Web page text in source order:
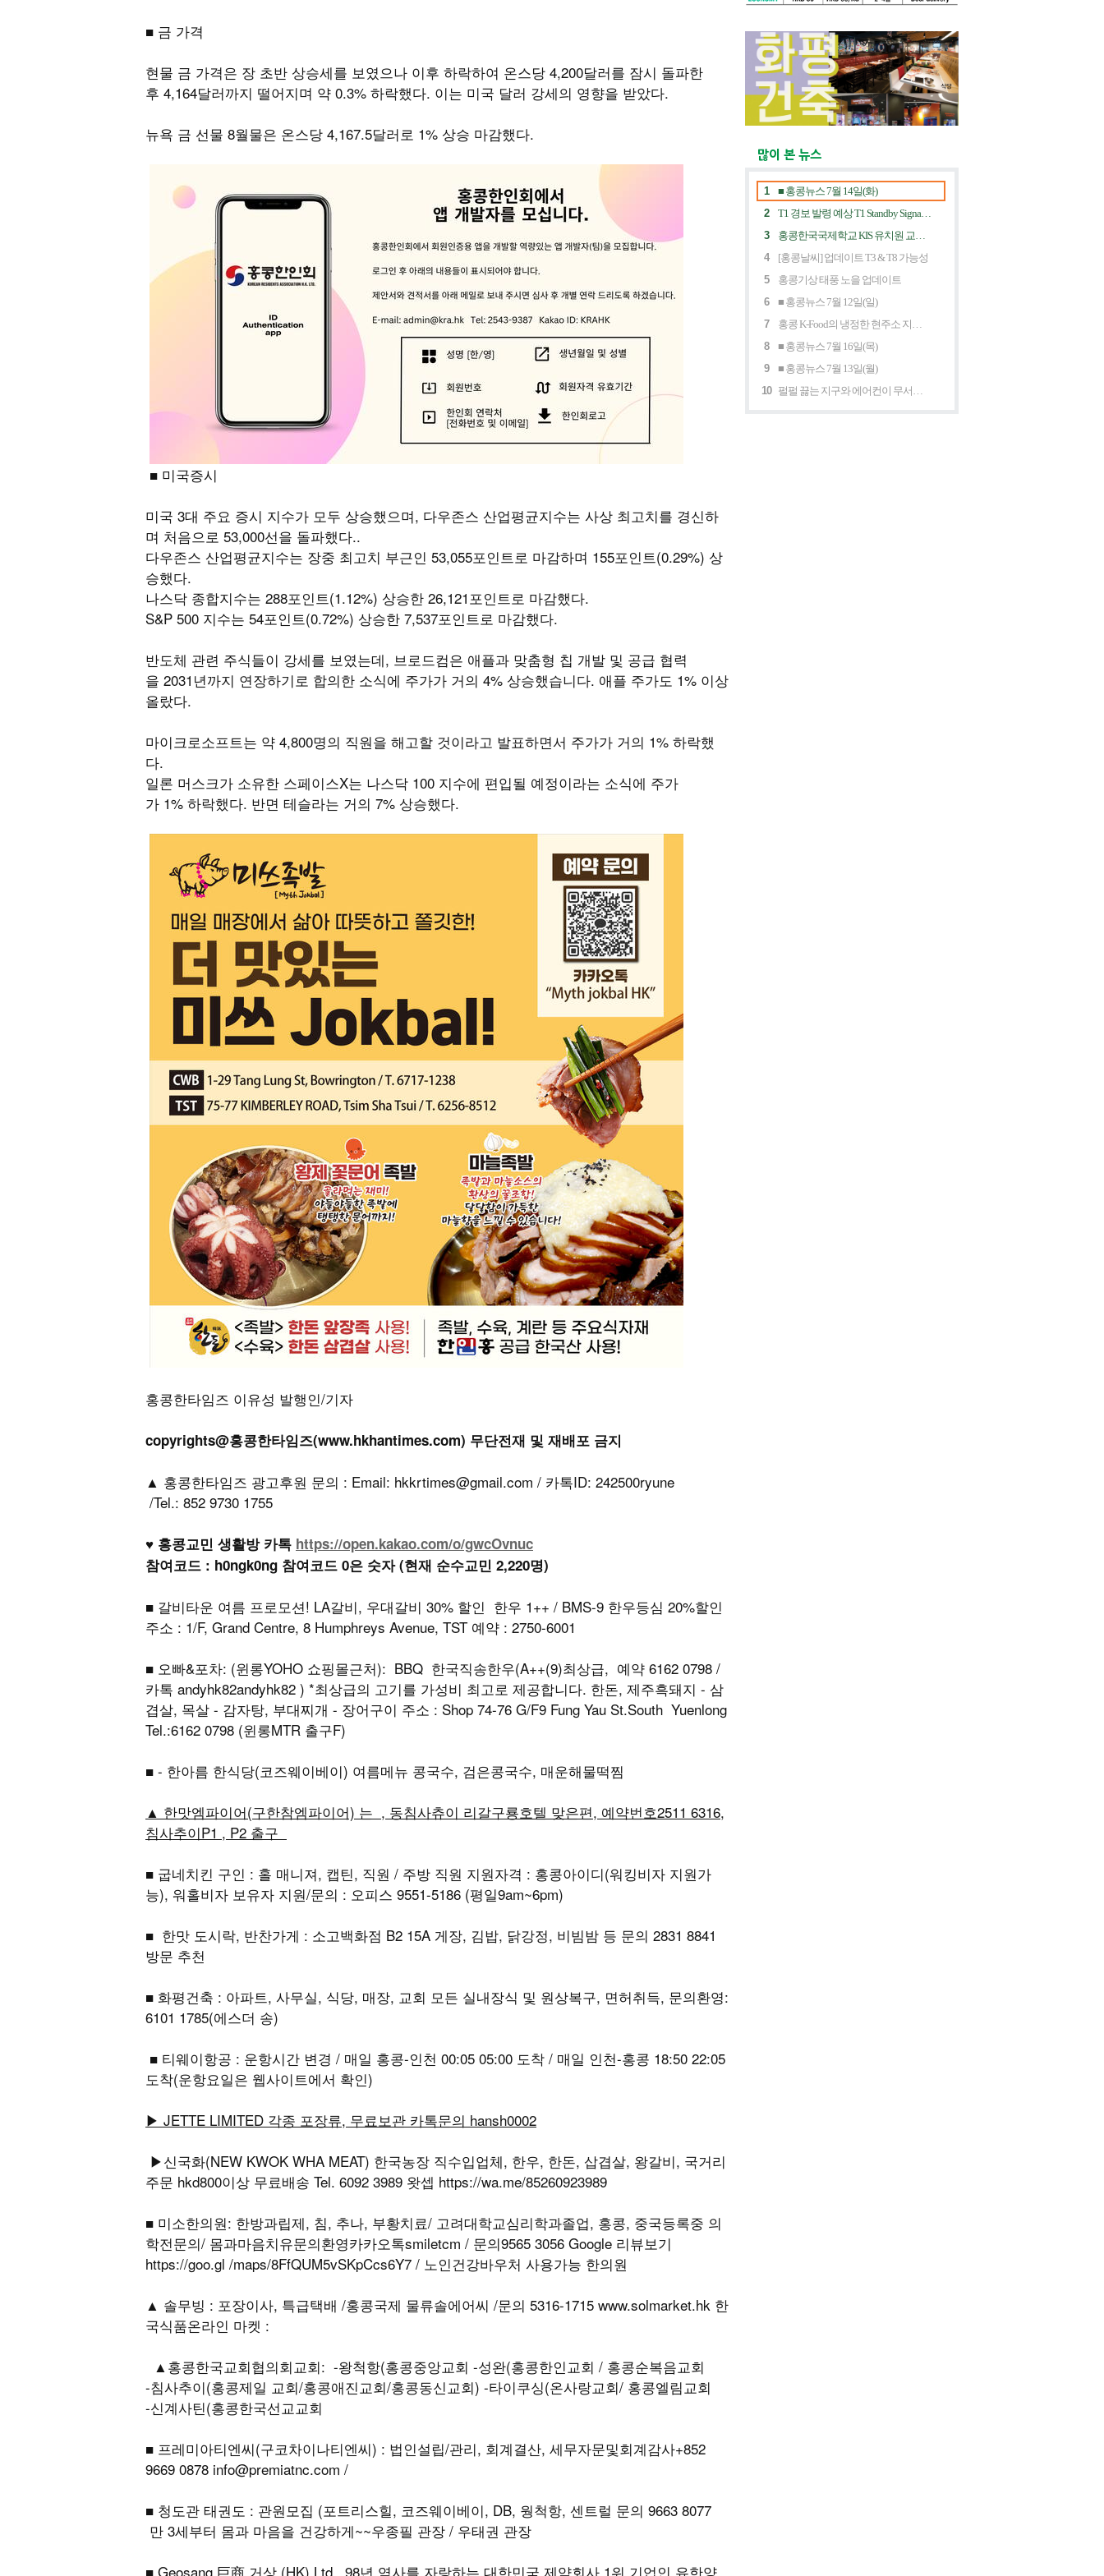
■ 금 가격
현물 금 가격은 장 초반 상승세를 보였으나 이후 하락하여 온스당 4,200달러를 잠시 돌파한
후 4,164달러까지 떨어지며 약 0.3% 하락했다. 이는 미국 달러 강세의 영향을 받았다.
뉴욕 금 선물 8월물은 온스당 4,167.5달러로 1% 상승 마감했다.
■ 미국증시
미국 3대 주요 증시 지수가 모두 상승했으며, 다우존스 산업평균지수는 사상 최고치를 경신하
며 처음으로 53,000선을 돌파했다..
다우존스 산업평균지수는 장중 최고치 부근인 53,055포인트로 마감하며 155포인트(0.29%) 상
승했다.
나스닥 종합지수는 288포인트(1.12%) 상승한 26,121포인트로 마감했다.
S&P 500 지수는 54포인트(0.72%) 상승한 7,537포인트로 마감했다.
반도체 관련 주식들이 강세를 보였는데, 브로드컴은 애플과 맞춤형 칩 개발 및 공급 협력
을 2031년까지 연장하기로 합의한 소식에 주가가 거의 4% 상승했습니다. 애플 주가도 1% 이상
올랐다.
마이크로소프트는 약 4,800명의 직원을 해고할 것이라고 발표하면서 주가가 거의 1% 하락했
다.
일론 머스크가 소유한 스페이스X는 나스닥 100 지수에 편입될 예정이라는 소식에 주가
가 1% 하락했다. 반면 테슬라는 거의 7% 상승했다.
홍콩한타임즈 이유성 발행인/기자
copyrights@홍콩한타임즈(www.hkhantimes.com) 무단전재 및 재배포 금지
▲ 홍콩한타임즈 광고후원 문의 : Email: hkkrtimes@gmail.com / 카톡ID: 242500ryune
/Tel.: 852 9730 1755
♥ 홍콩교민 생활방 카톡 https://open.kakao.com/o/gwcOvnuc
참여코드 : h0ngk0ng 참여코드 0은 숫자 (현재 순수교민 2,220명)
■ 갈비타운 여름 프로모션! LA갈비, 우대갈비 30% 할인 한우 1++ / BMS-9 한우등심 20%할인
주소 : 1/F, Grand Centre, 8 Humphreys Avenue, TST 예약 : 2750-6001
■ 오빠&포차: (윈롱YOHO 쇼핑몰근처): BBQ 한국직송한우(A++(9)최상급, 예약 6162 0798 /
카톡 andyhk82andyhk82 ) *최상급의 고기를 가성비 최고로 제공합니다. 한돈, 제주흑돼지 - 삼
겹살, 목살 - 감자탕, 부대찌개 - 장어구이 주소 : Shop 74-76 G/F9 Fung Yau St.South Yuenlong
Tel.:6162 0798 (윈롱MTR 출구F)
■ - 한아름 한식당(코즈웨이베이) 여름메뉴 콩국수, 검은콩국수, 매운해물떡찜
▲ 한맛엠파이어(구한참엠파이어) 는 , 동침사츄이 리갈구룡호텔 맞은편, 예약번호2511 6316,
침사추이P1 , P2 출구
■ 굽네치킨 구인 : 홀 매니져, 캡틴, 직원 / 주방 직원 지원자격 : 홍콩아이디(워킹비자 지원가
능), 워홀비자 보유자 지원/문의 : 오피스 9551-5186 (평일9am~6pm)
■ 한맛 도시락, 반찬가게 : 소고백화점 B2 15A 게장, 김밥, 닭강정, 비빔밤 등 문의 2831 8841
방문 추천
■ 화평건축 : 아파트, 사무실, 식당, 매장, 교회 모든 실내장식 및 원상복구, 면허취득, 문의환영:
6101 1785(에스더 송)
■ 티웨이항공 : 운항시간 변경 / 매일 홍콩-인천 00:05 05:00 도착 / 매일 인천-홍콩 18:50 22:05
도착(운항요일은 웹사이트에서 확인)
▶ JETTE LIMITED 각종 포장류, 무료보관 카톡문의 hansh0002
▶신국화(NEW KWOK WHA MEAT) 한국농장 직수입업체, 한우, 한돈, 삽겹살, 왕갈비, 국거리
주문 hkd800이상 무료배송 Tel. 6092 3989 왓셉 https://wa.me/85260923989
■ 미소한의원: 한방과립제, 침, 추나, 부황치료/ 고려대학교심리학과졸업, 홍콩, 중국등록중 의
학전문의/ 몸과마음치유문의환영카카오톡smiletcm / 문의9565 3056 Google 리뷰보기
https://goo.gl /maps/8FfQUM5vSKpCcs6Y7 / 노인건강바우처 사용가능 한의원
▲ 솔무빙 : 포장이사, 특급택배 /홍콩국제 물류솔에어씨 /문의 5316-1715 www.solmarket.hk 한
국식품온라인 마켓 :
▲홍콩한국교회협의회교회: -왕척항(홍콩중앙교회 -성완(홍콩한인교회 / 홍콩순복음교회
-침사추이(홍콩제일 교회/홍콩애진교회/홍콩동신교회) -타이쿠싱(온사랑교회/ 홍콩엘림교회
-신계사틴(홍콩한국선교교회
■ 프레미아티엔씨(구코차이나티엔씨) : 법인설립/관리, 회계결산, 세무자문및회계감사+852
9669 0878 info@premiatnc.com /
■ 청도관 태권도 : 관원모집 (포트리스힐, 코즈웨이베이, DB, 웡척항, 센트럴 문의 9663 8077
만 3세부터 몸과 마음을 건강하게~~우종필 관장 / 우태권 관장
■ Geosang 巨商 거상 (HK) Ltd. 98년 역사를 자랑하는 대한민국 제약회사 1위 기업인 유한양
많이 본 뉴스
1
■ 홍콩뉴스 7월 14일(화)
2
3
4
[홍콩날씨] 업데이트 T3 & T8 가능성
5
홍콩기상 태풍 노을 업데이트
6
■ 홍콩뉴스 7월 12일(일)
7
8
■ 홍콩뉴스 7월 16일(목)
9
■ 홍콩뉴스 7월 13일(월)
10